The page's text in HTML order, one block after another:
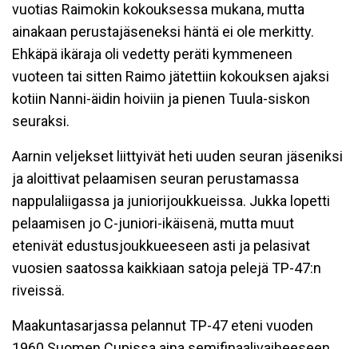
vuotias Raimokin kokouksessa mukana, mutta
ainakaan perustajäseneksi häntä ei ole merkitty.
Ehkäpä ikäraja oli vedetty peräti kymmeneen
vuoteen tai sitten Raimo jätettiin kokouksen ajaksi
kotiin Nanni-äidin hoiviin ja pienen Tuula-siskon
seuraksi.
Aarnin veljekset liittyivät heti uuden seuran jäseniksi
ja aloittivat pelaamisen seuran perustamassa
nappulaliigassa ja juniorijoukkueissa. Jukka lopetti
pelaamisen jo C-juniori-ikäisenä, mutta muut
etenivät edustusjoukkueeseen asti ja pelasivat
vuosien saatossa kaikkiaan satoja pelejä TP-47:n
riveissä.
Maakuntasarjassa pelannut TP-47 eteni vuoden